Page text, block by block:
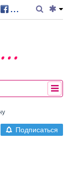
...
Подписаться